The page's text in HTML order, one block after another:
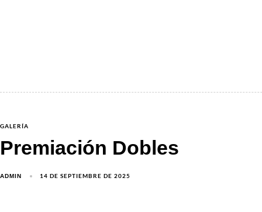
GALERÍA
Premiación Dobles
ADMIN 14 DE SEPTIEMBRE DE 2025